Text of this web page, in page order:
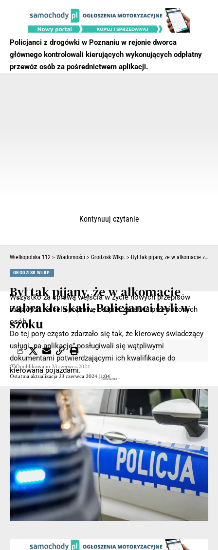
Policjanci z drogówki w Poznaniu w rejonie dworca
głównego kontrolowali kierujących wykonujących odpłatny
przewóz osób za pośrednictwem aplikacji.
Wszystko za sprawą wejścia w życie nowych przepisów
mających na celu poprawę bezpieczeństwa przewożonych
osób.
Do tej pory często zdarzało się tak, że kierowcy świadczący
usługi „na aplikację” posługiwali się wątpliwymi
dokumentami potwierdzającymi ich kwalifikacje do
kierowana pojazdami.
- Reklama -
Kontynuuj czytanie
Wielkopolska 112 > Wiadomości > Grodzisk Wlkp. > Był tak pijany, że w alkomacie zabrakło skali. Policjanci byli w szoku
GRODZISK WLKP.
Był tak pijany, że w alkomacie
zabrakło skali. Policjanci byli w
szoku
Ostatnia aktualizacja 23 czerwca 2024 11:04
Opublikowano 23 czerwca 2024